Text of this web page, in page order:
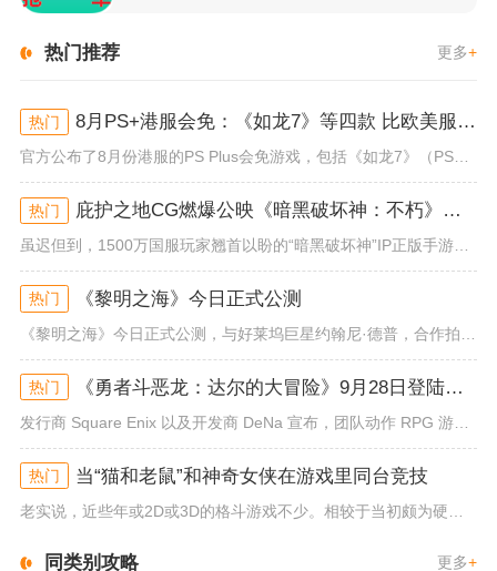
热门推荐 更多+
热门 8月PS+港服会免：《如龙7》等四款 比欧美服多一款
官方公布了8月份港服的PS Plus会免游戏，包括《如龙7》（PS4/PS5）、《小小梦魇》（PS4）、《托尼霍克职业滑...
热门 庇护之地CG燃爆公映《暗黑破坏神：不朽》今日全平台上线
虽迟但到，1500万国服玩家翘首以盼的“暗黑破坏神”IP正版手游《暗黑破坏神：不朽》已于今日全平台上线！动作RPG王者再...
热门 《黎明之海》今日正式公测
热门 《勇者斗恶龙：达尔的大冒险》9月28日登陆苹果谷歌应用商店
发行商 Square Enix 以及开发商 DeNa 宣布，团队动作 RPG 游戏《勇者斗恶龙：达尔的大冒险 魂之绊》将...
热门 当“猫和老鼠”和神奇女侠在游戏里同台竞技
同类别攻略 更多+